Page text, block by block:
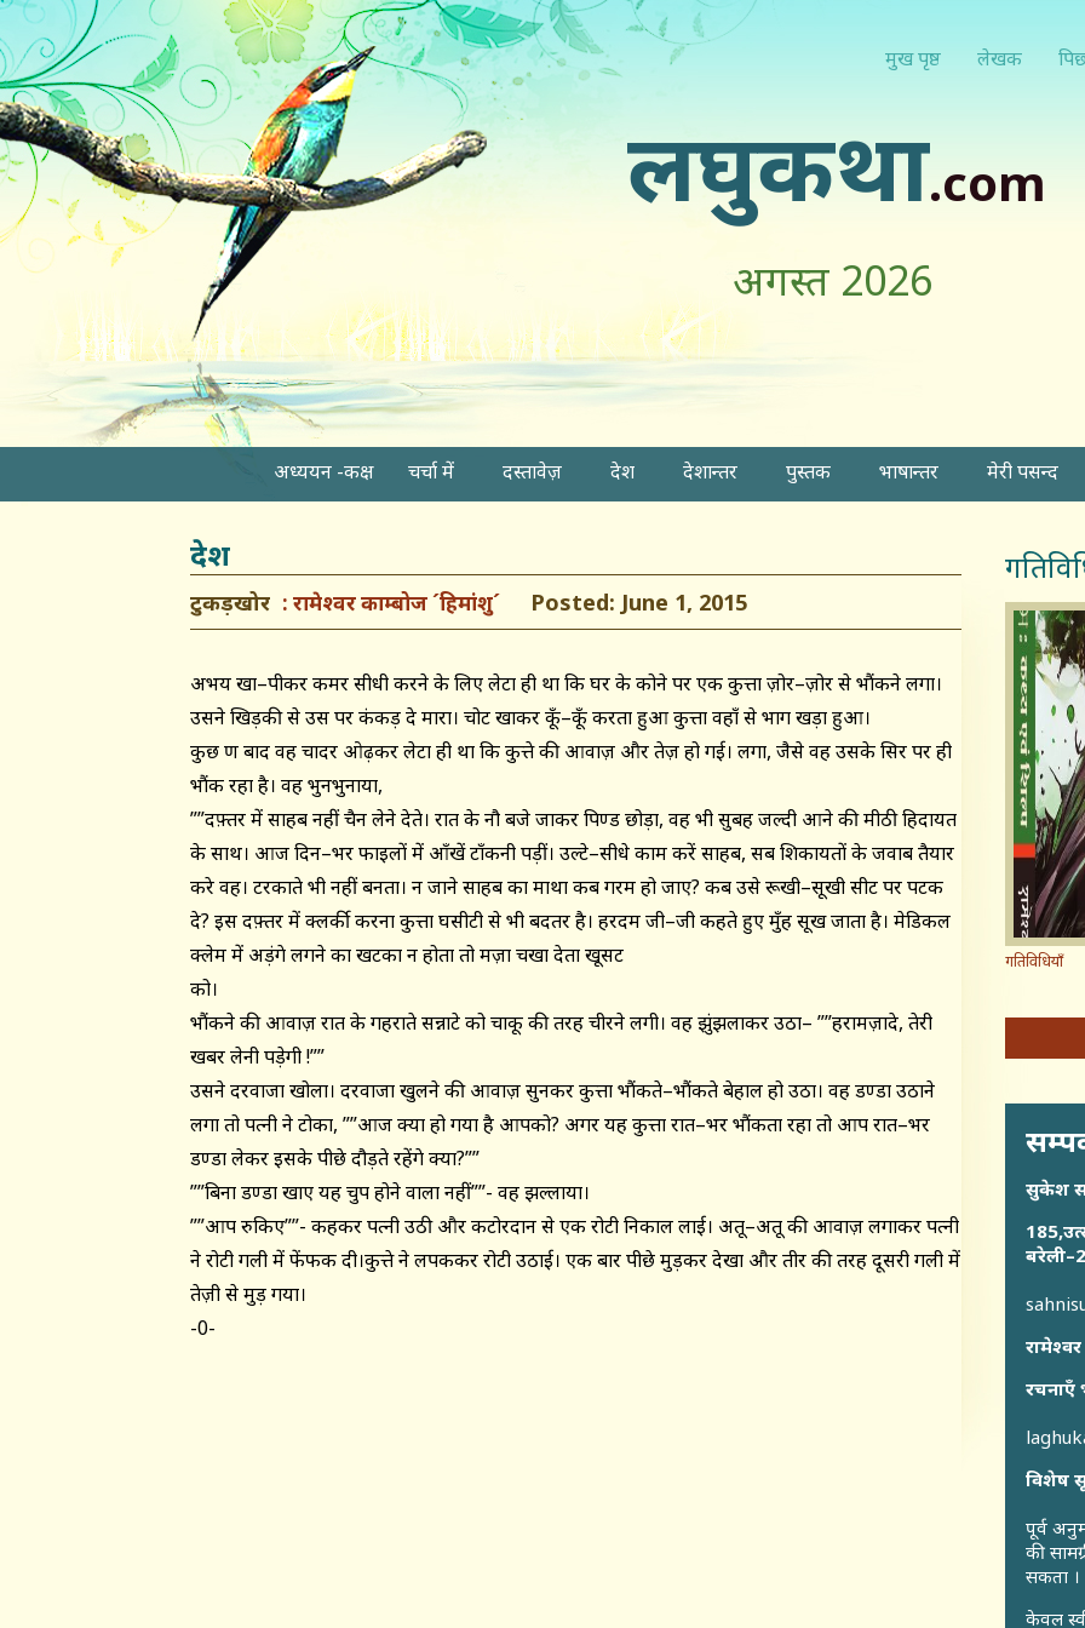
मुख पृष्ठ लेखक
लघुकथा.com
अगस्त 2026
अध्ययन -कक्ष चर्चा में दस्तावेज़ देश देशान्तर पुस्तक भाषान्तर मेरी पसन्द
देश
टुकड़खोर रामेश्वर काम्बोज ´हिमांशु´ Posted: June 1, 2015
अभय खा–पीकर कमर सीधी करने के लिए लेटा ही था कि घर के कोने पर एक कुत्ता ज़ोर–ज़ोर से भौंकने लगा।
उसने खिड़की से उस पर कंकड़ दे मारा। चोट खाकर कूँ–कूँ करता हुआ कुत्ता वहाँ से भाग खड़ा हुआ।
कुछ क्षण बाद वह चादर ओढ़कर लेटा ही था कि कुत्ते की आवाज़ और तेज़ हो गई। लगा, जैसे वह उसके सिर पर ही
भौंक रहा है। वह भुनभुनाया,
””दफ़्तर में साहब नहीं चैन लेने देते। रात के नौ बजे जाकर पिण्ड छोड़ा, वह भी सुबह जल्दी आने की मीठी हिदायत
के साथ। आज दिन–भर फाइलों में आँखें टाँकनी पड़ीं। उल्टे–सीधे काम करें साहब, सब शिकायतों के जवाब तैयार
करे वह। टरकाते भी नहीं बनता। न जाने साहब का माथा कब गरम हो जाए? कब उसे रूखी–सूखी सीट पर पटक
दे? इस दफ़्तर में क्लर्की करना कुत्ता घसीटी से भी बदतर है। हरदम जी–जी कहते हुए मुँह सूख जाता है। मेडिकल
क्लेम में अड़ंगे लगने का खटका न होता तो मज़ा चखा देता खूसट
को।
भौंकने की आवाज़ रात के गहराते सन्नाटे को चाकू की तरह चीरने लगी। वह झुंझलाकर उठा– ””हरामज़ादे, तेरी
खबर लेनी पड़ेगी !””
उसने दरवाजा खोला। दरवाजा खुलने की आवाज़ सुनकर कुत्ता भौंकते–भौंकते बेहाल हो उठा। वह डण्डा उठाने
लगा तो पत्नी ने टोका, ””आज क्या हो गया है आपको? अगर यह कुत्ता रात–भर भौंकता रहा तो आप रात–भर
डण्डा लेकर इसके पीछे दौड़ते रहेंगे क्या?””
””बिना डण्डा खाए यह चुप होने वाला नहीं””- वह झल्लाया।
””आप रुकिए””- कहकर पत्नी उठी और कटोरदान से एक रोटी निकाल लाई। अतू–अतू की आवाज़ लगाकर पत्नी
ने रोटी गली में फेंफक दी।कुत्ते ने लपककर रोटी उठाई। एक बार पीछे मुड़कर देखा और तीर की तरह दूसरी गली में
तेज़ी से मुड़ गया।
-0-
गतिविधियाँ
सुकेश
विशेष
पूर्व
की
सकता ।
केवल